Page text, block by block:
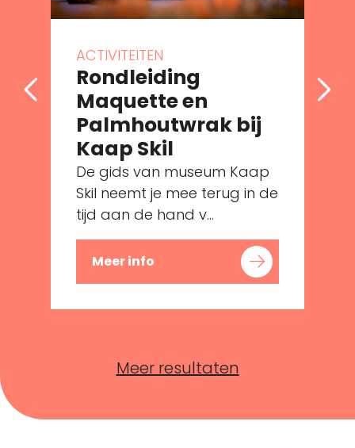
ACTIVITEITEN
Rondleiding
Maquette en
Palmhoutwrak bij
Kaap Skil
De gids van museum Kaap
Skil neemt je mee terug in de
tijd aan de hand v...
Meer info
Meer resultaten